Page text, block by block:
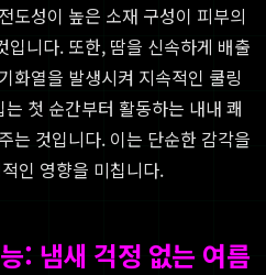
도성이 높은 소재 구성이 피부의
니다. 또한, 땀을 신속하게 배출
화열을 발생시켜 지속적인 쿨링
첫 순간부터 활동하는 내내 쾌
는 것입니다. 이는 단순한 감각을
인 영향을 미칩니다.
: 냄새 걱정 없는 여름